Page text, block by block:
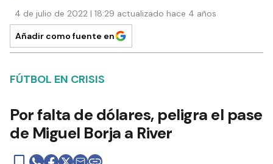
4 de julio de 2022 | 18:29 actualizado hace 4 años
Añadir como fuente en
FÚTBOL EN CRISIS
Por falta de dólares, peligra el pase
de Miguel Borja a River